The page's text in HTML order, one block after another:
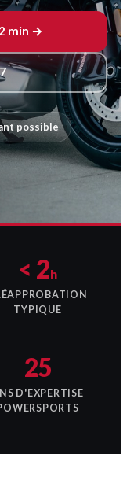
min →
possible
< 2h
TYPIQUE
25
D'EXPERTISE